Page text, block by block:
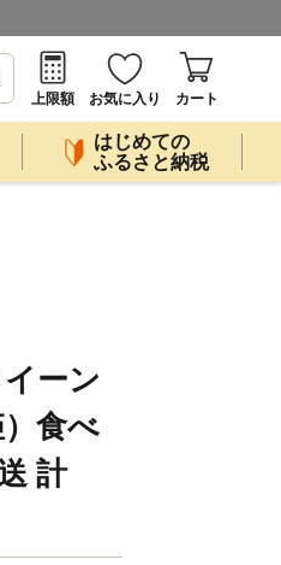
上限額
お気に入り カート
はじめての
ふるさと納税
ーン
食べ
計